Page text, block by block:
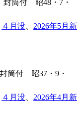
筒付 昭48・7・
４月没
2026年5月新
筒付 昭37・9・
４月没
2026年4月新